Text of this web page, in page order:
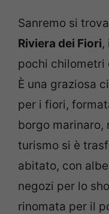
Sanremo si
Riviera dei Fiori,
pochi chilometri
È una graziosa
per i fiori,
borgo marinaro,
turismo si è
abitato, con
negozi per lo
rinomata per il